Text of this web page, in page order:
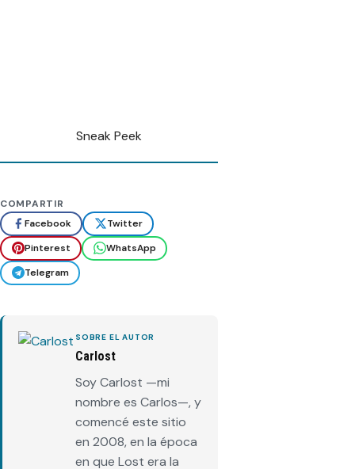
Sneak Peek
COMPARTIR
Facebook
Twitter
Pinterest
WhatsApp
Telegram
SOBRE EL AUTOR
Carlost
Soy Carlost —mi
nombre es Carlos—, y
comencé este sitio
en 2008, en la época
en que Lost era la